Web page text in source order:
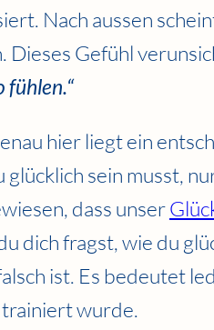
Nach aussen
Dieses Gefühl
fühlen.“
hier liegt ein
glücklich sein musst,
dass unser
dich fragst, wie du
ist. Es bedeutet
trainiert wurde.